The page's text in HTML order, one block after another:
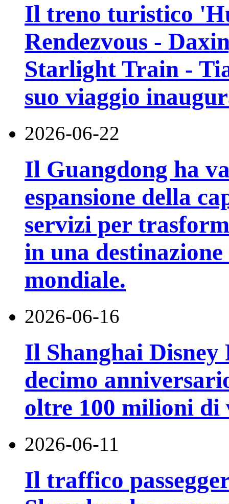
Il treno turistico
Rendezvous -
Starlight Train -
suo viaggio
2026-06-22
Il Guangdong ha
espansione della
servizi per
in una
mondiale.
2026-06-16
Il Shanghai Disney
decimo
oltre 100 milioni
2026-06-11
Il traffico